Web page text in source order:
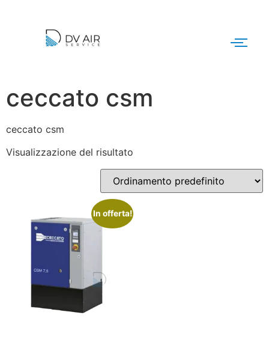
ceccato csm
ceccato csm
Visualizzazione del risultato
In offerta!